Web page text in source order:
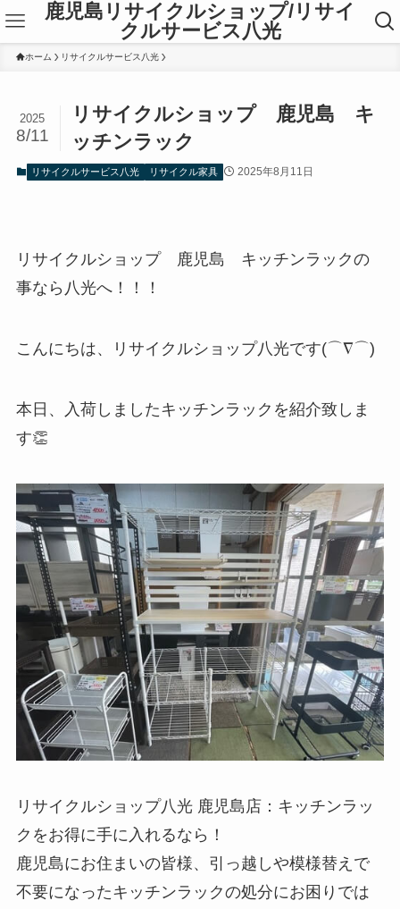
鹿児島リサイクルショップ/リサイ
クルサービス八光
ホーム リサイクルサービス八光
リサイクルショップ 鹿児島 キ
ッチンラック
2025
8/11
リサイクルサービス八光 リサイクル家具 2025年8月11日
リサイクルショップ 鹿児島 キッチンラックの
事なら八光へ！！！
こんにちは、リサイクルショップ八光です(⌒∇⌒)
本日、入荷しましたキッチンラックを紹介致しま
す👏
リサイクルショップ八光 鹿児島店：キッチンラッ
クをお得に手に入れるなら！
鹿児島にお住まいの皆様、引っ越しや模様替えで
不要になったキッチンラックの処分にお困りでは